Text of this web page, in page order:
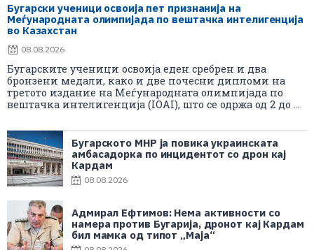
Бугарски ученици освоија пет признанија на
Меѓународната олимпијада по вештачка интелигенција
во Казахстан
08.08.2026
Бугарските ученици освоија еден сребрен и два
бронзени медали, како и две почесни дипломи на
третото издание на Меѓународната олимпијада по
вештачка интелигенција (IOAI), што се одржа од 2 до ...
Бугарското МНР ја повика украинската
амбасадорка по инцидентот со дрон кај
Кардам
08.08.2026
Адмирал Ефтимов: Нема активности со
намера против Бугарија, дронот кај Кардам
бил мамка од типот „Маја“